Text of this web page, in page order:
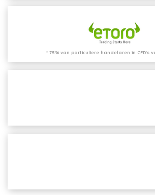
* 75% van particuliere handelaren in CFD's